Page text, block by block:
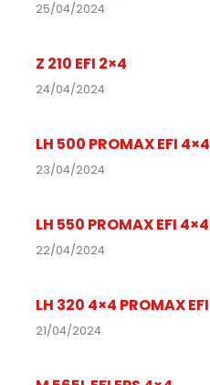
25/04/2024
Z 210 EFI 2×4
24/04/2024
LH 500 PROMAX EFI 4×4
23/04/2024
LH 550 PROMAX EFI 4×4
22/04/2024
LH 320 4×4 PROMAX EFI
21/04/2024